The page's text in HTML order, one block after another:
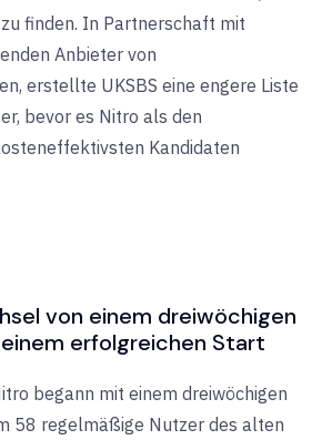
finden. In Partnerschaft mit
Anbieter von
erstellte UKSBS eine engere Liste
bevor es Nitro als den
Kandidaten
von einem dreiwöchigen
erfolgreichen Start
begann mit einem dreiwöchigen
58 regelmäßige Nutzer des alten